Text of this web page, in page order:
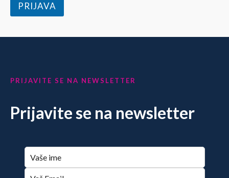
PRIJAVA
PRIJAVITE SE NA NEWSLETTER
Prijavite se na newsletter